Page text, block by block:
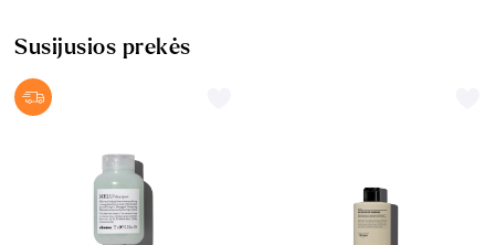
Susijusios prekės